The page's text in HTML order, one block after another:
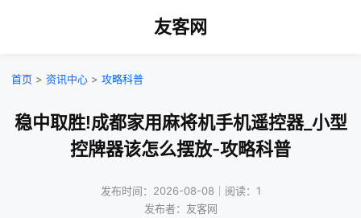
友客网
首页 > 资讯中心 > 攻略科普
稳中取胜!成都家用麻将机手机遥控器_小型
控牌器该怎么摆放-攻略科普
发布时间：2026-08-08｜阅读：1
发布者：友客网